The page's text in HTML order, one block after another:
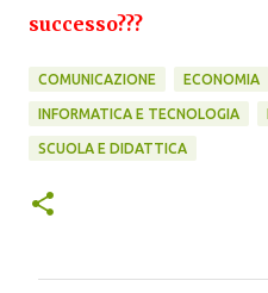
successo???
COMUNICAZIONE ECONOMIA
INFORMATICA E TECNOLOGIA
SCUOLA E DIDATTICA